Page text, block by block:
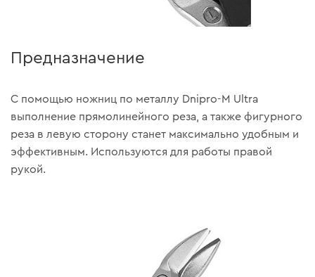
Предназначение
С помощью ножниц по металлу Dnipro-M Ultra
выполнение прямолинейного реза, а также фигурного
реза в левую сторону станет максимально удобным и
эффективным. Используются для работы правой
рукой.